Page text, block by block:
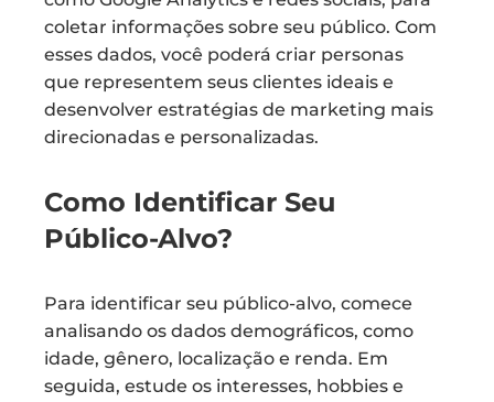
coletar informações sobre seu público. Com
esses dados, você poderá criar personas
que representem seus clientes ideais e
desenvolver estratégias de marketing mais
direcionadas e personalizadas.
Como Identificar Seu
Público-Alvo?
Para identificar seu público-alvo, comece
analisando os dados demográficos, como
idade, gênero, localização e renda. Em
seguida, estude os interesses, hobbies e